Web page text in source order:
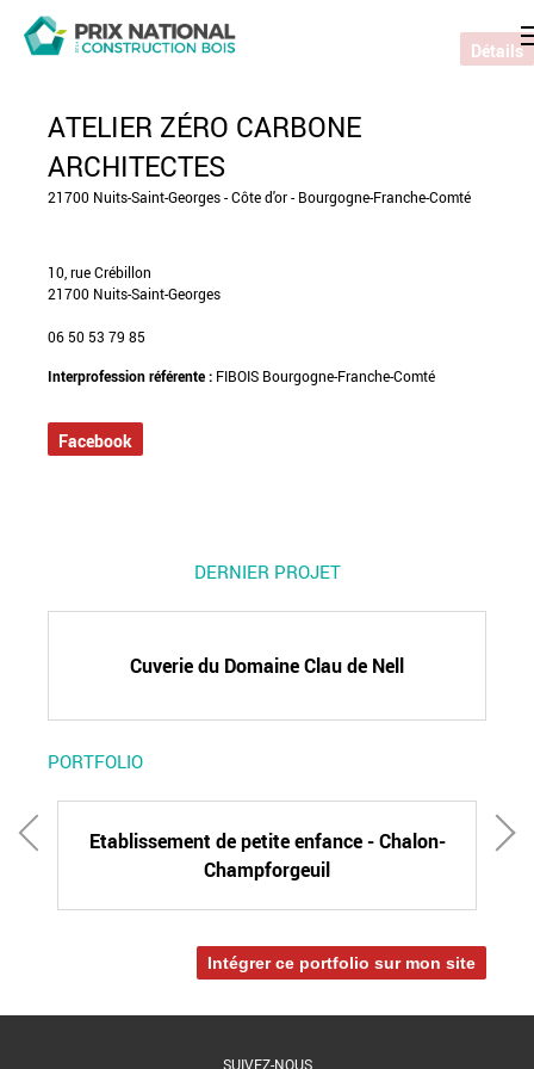
ATELIER ZÉRO CARBONE
ARCHITECTES
21700 Nuits-Saint-Georges - Côte d'or - Bourgogne-Franche-Comté
10, rue Crébillon
21700 Nuits-Saint-Georges
06 50 53 79 85
Interprofession référente : FIBOIS Bourgogne-Franche-Comté
Facebook
DERNIER PROJET
Cuverie du Domaine Clau de Nell
Détails
PORTFOLIO
Etablissement de petite enfance - Chalon-
Champforgeuil
Intégrer ce portfolio sur mon site
SUIVEZ-NOUS